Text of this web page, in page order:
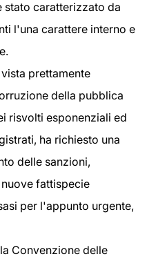
stato caratterizzato da
l'una carattere interno e
prettamente
della pubblica
risvolti esponenziali ed
ha richiesto una
delle sanzioni,
fattispecie
per l'appunto urgente,
Convenzione delle